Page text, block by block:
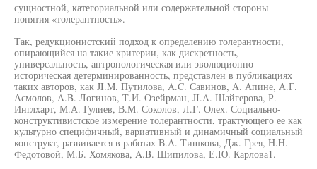
сущностной, категориальной или содержательной стороны
понятия «толерантность».
Так, редукционистский подход к определению толерантности,
опирающийся на такие критерии, как дискретность,
универсальность, антропологическая или эволюционно-
историческая детерминированность, представлен в публикациях
таких авторов, как JI.M. Путилова, A.C. Савинов, А. Апине, А.Г.
Асмолов, A.B. Логинов, Т.И. Озейрман, JI.A. Шайгерова, Р.
Инглхарт, М.А. Гулиев, В.М. Соколов, Л.Г. Олех. Социально-
конструктивистское измерение толерантности, трактующего ее как
культурно специфичный, вариативный и динамичный социальный
конструкт, развивается в работах В.А. Тишкова, Дж. Грея, H.H.
Федотовой, М.Б. Хомякова, A.B. Шипилова, Е.Ю. Карлова1.